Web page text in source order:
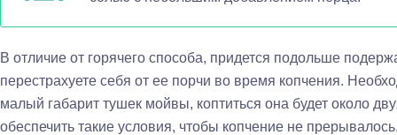
В отличие от горячего способа, придется подольше
перестрахуете себя от ее порчи во время копчения.
малый габарит тушек мойвы, коптиться она будет около
обеспечить такие условия, чтобы копчение не